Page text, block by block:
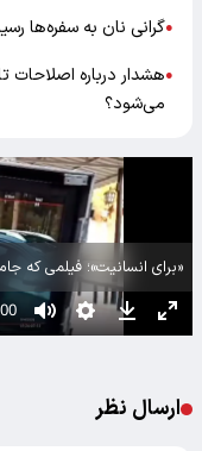
●گرانی نان به سفره‌ها
●هشدار درباره اصلاحات
می‌شود؟
«برای انسانیت»؛ فیلمی که
ارسال نظر